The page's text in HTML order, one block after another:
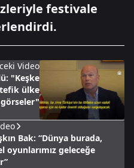
festivale
Video
"Keşke
ülke
görseler"
Bak: “Dünya burada,
oyunlarımız geleceğe